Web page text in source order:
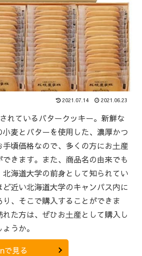
2021.07.14 2021.06.23
れているバタークッキー。新鮮な
麦とバターを使用した、濃厚かつ
頃価格なので、多くの方にお土産
きます。また、商品名の由来でも
海道大学の前身として知られてい
近い北海道大学のキャンパス内に
、そこで購入することができま
た方は、ぜひお土産として購入し
うか。
で見る